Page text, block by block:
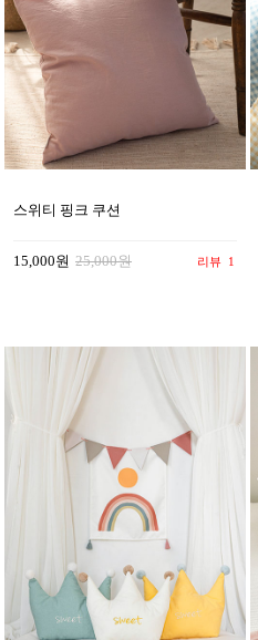
스위티 핑크 쿠션
15,000원 25,000원 리뷰 1